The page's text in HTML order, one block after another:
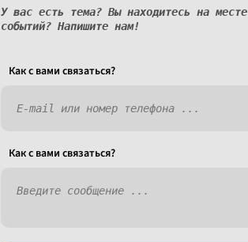
У вас есть тема? Вы находитесь на месте
событий? Напишите нам!
Как c вами связаться?
Как c вами связаться?